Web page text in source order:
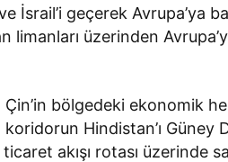
İsrail’i geçerek Avrupa’ya
limanları üzerinden
bölgedeki ekonomik
Hindistan’ı Güney
akışı rotası üzerinde